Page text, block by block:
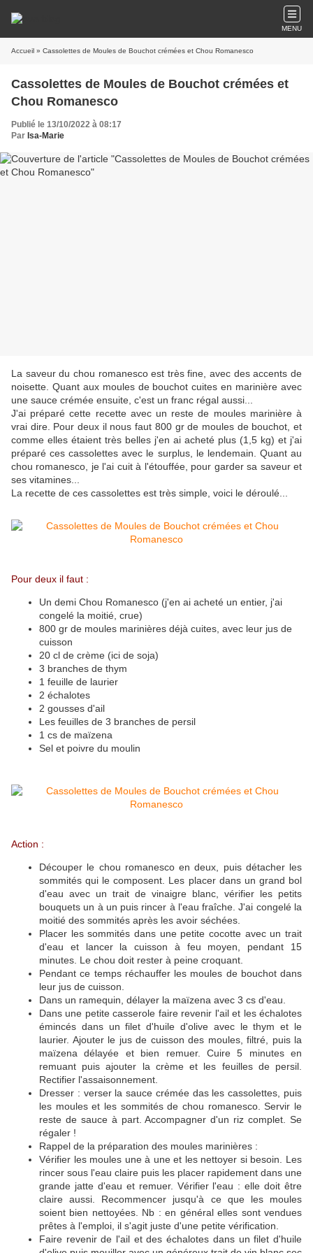
MENU
Accueil » Cassolettes de Moules de Bouchot crémées et Chou Romanesco
Cassolettes de Moules de Bouchot crémées et
Chou Romanesco
Publié le 13/10/2022 à 08:17
Par Isa-Marie
La saveur du chou romanesco est très fine, avec des accents de
noisette. Quant aux moules de bouchot cuites en marinière avec
une sauce crémée ensuite, c'est un franc régal aussi...
J'ai préparé cette recette avec un reste de moules marinière à
vrai dire. Pour deux il nous faut 800 gr de moules de bouchot, et
comme elles étaient très belles j'en ai acheté plus (1,5 kg) et j'ai
préparé ces cassolettes avec le surplus, le lendemain. Quant au
chou romanesco, je l'ai cuit à l'étouffée, pour garder sa saveur et
ses vitamines...
La recette de ces cassolettes est très simple, voici le déroulé...
Pour deux il faut :
Un demi Chou Romanesco (j'en ai acheté un entier, j'ai
congelé la moitié, crue)
800 gr de moules marinières déjà cuites, avec leur jus de
cuisson
20 cl de crème (ici de soja)
3 branches de thym
1 feuille de laurier
2 échalotes
2 gousses d'ail
Les feuilles de 3 branches de persil
1 cs de maïzena
Sel et poivre du moulin
Action :
Découper le chou romanesco en deux, puis détacher les
sommités qui le composent. Les placer dans un grand bol
d'eau avec un trait de vinaigre blanc, vérifier les petits
bouquets un à un puis rincer à l'eau fraîche. J'ai congelé la
moitié des sommités après les avoir séchées.
Placer les sommités dans une petite cocotte avec un trait
d'eau et lancer la cuisson à feu moyen, pendant 15
minutes. Le chou doit rester à peine croquant.
Pendant ce temps réchauffer les moules de bouchot dans
leur jus de cuisson.
Dans un ramequin, délayer la maïzena avec 3 cs d'eau.
Dans une petite casserole faire revenir l'ail et les échalotes
émincés dans un filet d'huile d'olive avec le thym et le
laurier. Ajouter le jus de cuisson des moules, filtré, puis la
maïzena délayée et bien remuer. Cuire 5 minutes en
remuant puis ajouter la crème et les feuilles de persil.
Rectifier l'assaisonnement.
Dresser : verser la sauce crémée das les cassolettes, puis
les moules et les sommités de chou romanesco. Servir le
reste de sauce à part. Accompagner d'un riz complet. Se
régaler !
Rappel de la préparation des moules marinières :
Vérifier les moules une à une et les nettoyer si besoin. Les
rincer sous l'eau claire puis les placer rapidement dans une
grande jatte d'eau et remuer. Vérifier l'eau : elle doit être
claire aussi. Recommencer jusqu'à ce que les moules
soient bien nettoyées. Nb : en général elles sont vendues
prêtes à l'emploi, il s'agit juste d'une petite vérification.
Faire revenir de l'ail et des échalotes dans un filet d'huile